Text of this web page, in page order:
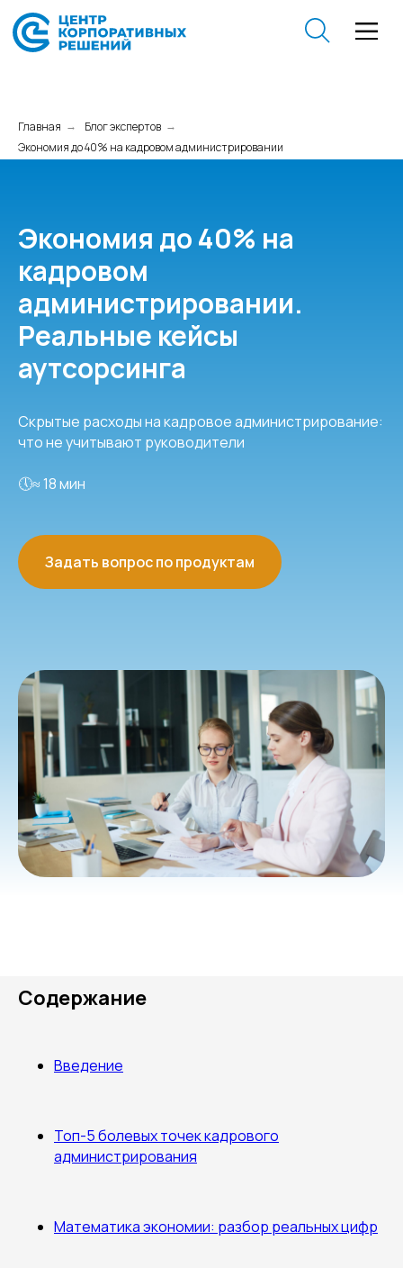
Главная → Блог экспертов →
Экономия до 40% на кадровом администрировании
Экономия до 40% на
кадровом
администрировании.
Реальные кейсы
аутсорсинга
Скрытые расходы на кадровое администрирование:
что не учитывают руководители
🕔≈ 18 мин
Задать вопрос по продуктам
Содержание
Введение
Топ-5 болевых точек кадрового
администрирования
Математика экономии: разбор реальных цифр